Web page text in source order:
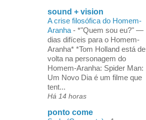
sound + vision
A crise filosófica do Homem-
Aranha - *"Quem sou eu?" —
dias difíceis para o Homem-
Aranha* *Tom Holland está de
volta na personagem do
Homem-Aranha: Spider Man:
Um Novo Dia é um filme que
tent...
Há 14 horas
ponto come